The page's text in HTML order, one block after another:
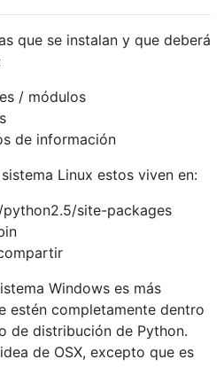
que se instalan y que deberá
/ módulos
de información
Linux estos viven en:
site-packages
Windows es más
estén completamente dentro
de distribución de Python.
de OSX, excepto que es